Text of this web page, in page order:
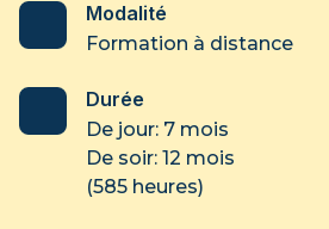
Modalité
Formation à distance
Durée
De jour: 7 mois
De soir: 12 mois
(585 heures)